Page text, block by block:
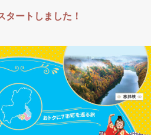
タートしました！